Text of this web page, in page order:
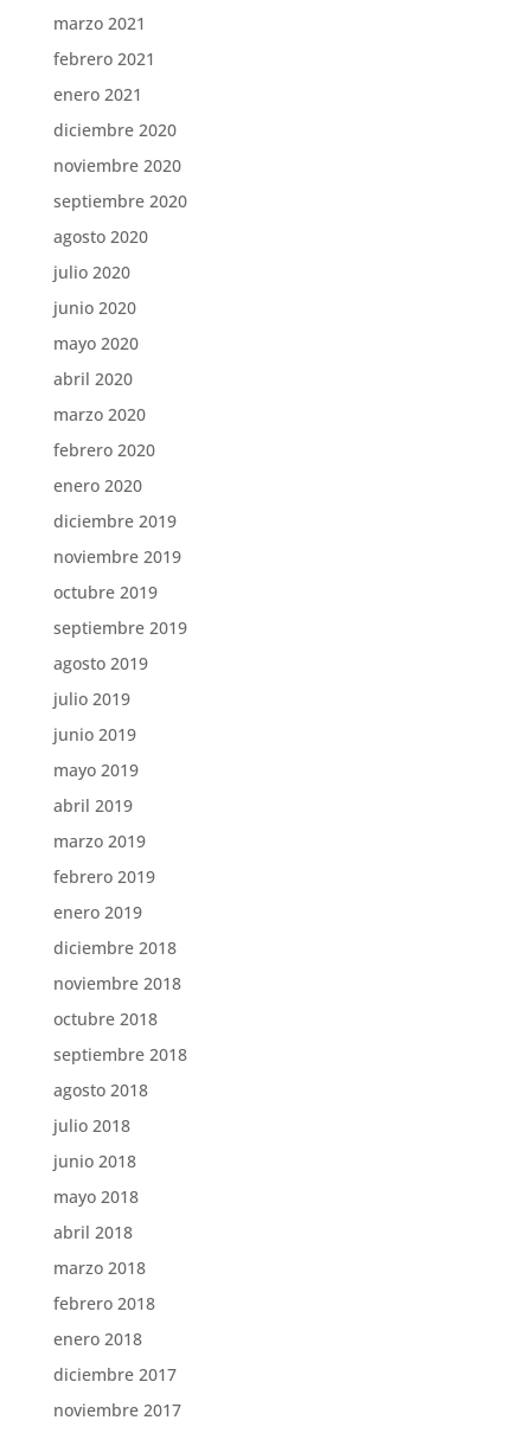
marzo 2021
febrero 2021
enero 2021
diciembre 2020
noviembre 2020
septiembre 2020
agosto 2020
julio 2020
junio 2020
mayo 2020
abril 2020
marzo 2020
febrero 2020
enero 2020
diciembre 2019
noviembre 2019
octubre 2019
septiembre 2019
agosto 2019
julio 2019
junio 2019
mayo 2019
abril 2019
marzo 2019
febrero 2019
enero 2019
diciembre 2018
noviembre 2018
octubre 2018
septiembre 2018
agosto 2018
julio 2018
junio 2018
mayo 2018
abril 2018
marzo 2018
febrero 2018
enero 2018
diciembre 2017
noviembre 2017